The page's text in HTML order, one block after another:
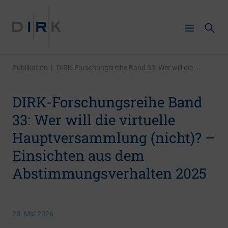
Publikation | DIRK-Forschungsreihe Band 33: Wer will die ...
DIRK-Forschungsreihe Band
33: Wer will die virtuelle
Hauptversammlung (nicht)? –
Einsichten aus dem
Abstimmungsverhalten 2025
28. Mai 2026